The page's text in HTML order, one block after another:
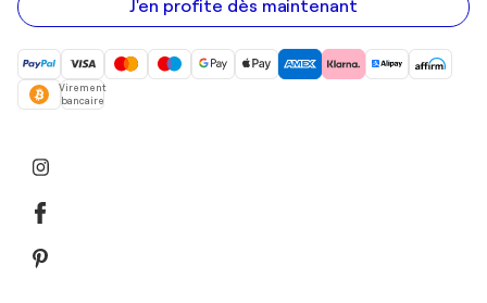
mail
J'en profite dès maintenant
Virement
bancaire